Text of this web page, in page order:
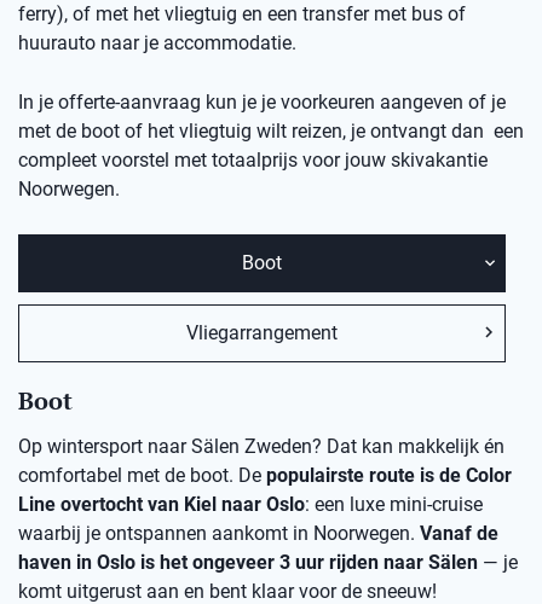
ferry), of met het vliegtuig en een transfer met bus of
huurauto naar je accommodatie.
In je offerte-aanvraag kun je je voorkeuren aangeven of je
met de boot of het vliegtuig wilt reizen, je ontvangt dan een
compleet voorstel met totaalprijs voor jouw skivakantie
Noorwegen.
Boot
Vliegarrangement
Boot
Op wintersport naar Sälen Zweden? Dat kan makkelijk én
comfortabel met de boot. De populairste route is de Color
Line overtocht van Kiel naar Oslo: een luxe mini-cruise
waarbij je ontspannen aankomt in Noorwegen. Vanaf de
haven in Oslo is het ongeveer 3 uur rijden naar Sälen — je
komt uitgerust aan en bent klaar voor de sneeuw!